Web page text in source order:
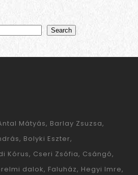
Search
Mátyás Barlay Zsuzsa
Bolyki Eszter
Kórus Cseri Zsófia Csángó
dalok Faluház Hegyi Imre